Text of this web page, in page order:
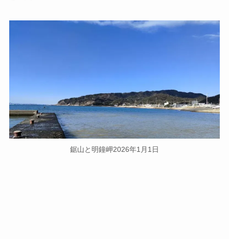
鋸山と明鐘岬2026年1月1日